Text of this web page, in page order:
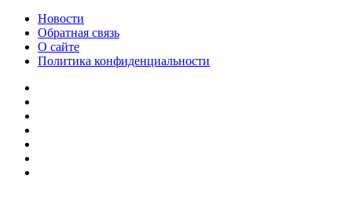
Новости
Обратная связь
О сайте
Политика конфиденциальности